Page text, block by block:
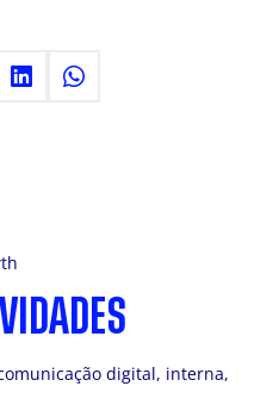
digital, interna,